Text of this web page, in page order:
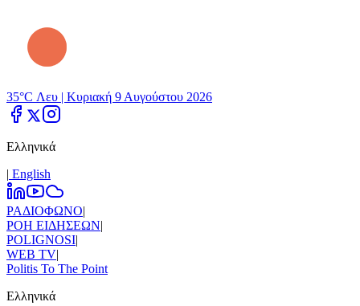
35°C Λευ | Κυριακή 9 Αυγούστου 2026
Ελληνικά
| Εnglish
ΡΑΔΙΟΦΩΝΟ|
ΡΟΗ ΕΙΔΗΣΕΩΝ|
POLIGNOSI|
WEB TV|
Politis To The Point
Ελληνικά